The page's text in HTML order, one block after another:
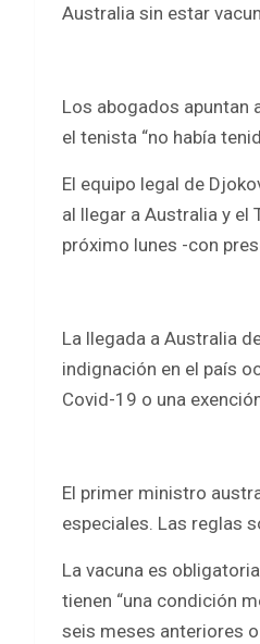
Australia sin estar
Los abogados apuntan
el tenista “no había
El equipo legal de
al llegar a Australia y el
próximo lunes -con
La llegada a Australia
indignación en el país
Covid-19 o una
El primer ministro
especiales. Las reglas
La vacuna es
tienen “una condición
seis meses anteriores